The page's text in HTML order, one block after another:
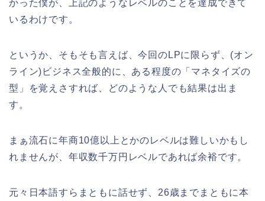
かった僕が、上記のようなレベルのことを達成できて
いるわけです。
というか、そもそも言えば、今回のLPに限らず、(オン
ライン)ビジネス全般的に、ある程度の「マネタイズの
型」を覚えさすれば、どのような人でも結果は出ま
す。
まぁ流石に年商10億以上とかのレベルは難しいかもし
れませんが、年収数千万円レベルであれば余裕です。
元々日本語すらまともに話せず、26歳までまともに本